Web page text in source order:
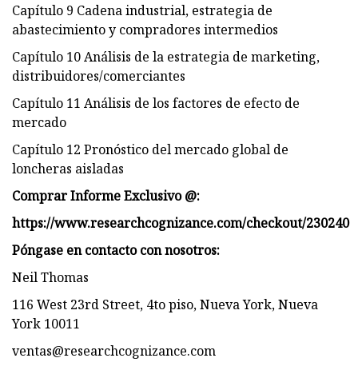
Capítulo 9 Cadena industrial, estrategia de
abastecimiento y compradores intermedios
Capítulo 10 Análisis de la estrategia de marketing,
distribuidores/comerciantes
Capítulo 11 Análisis de los factores de efecto de
mercado
Capítulo 12 Pronóstico del mercado global de
loncheras aisladas
Comprar Informe Exclusivo @:
https://www.researchcognizance.com/checkout/230240
Póngase en contacto con nosotros:
Neil Thomas
116 West 23rd Street, 4to piso, Nueva York, Nueva
York 10011
ventas@researchcognizance.com